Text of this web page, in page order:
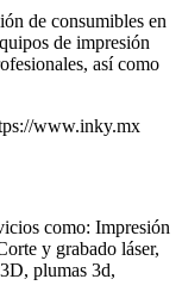
de consumibles en
de impresión
así como
www.inky.mx
como: Impresión
y grabado láser,
plumas 3d,